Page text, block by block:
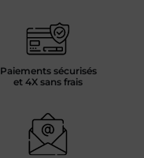
Paiements sécurisés
et 4X sans frais